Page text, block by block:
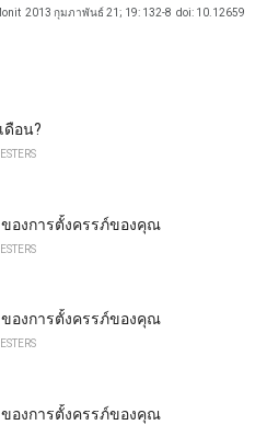
2013 กุมภาพันธ์ 21; 19: 132-8 doi: 10.12659
ดือน?
องการตั้งครรภ์ของคุณ
องการตั้งครรภ์ของคุณ
องการตั้งครรภ์ของคุณ